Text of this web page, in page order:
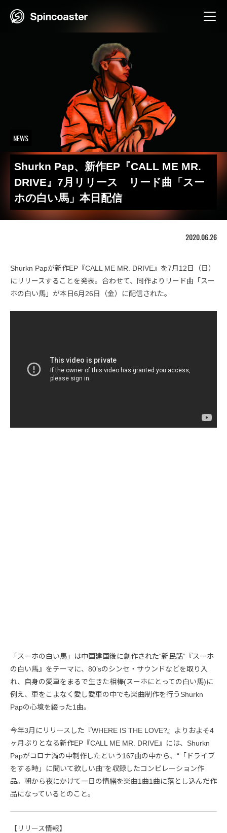
NEWS
Shurkn Pap、新作EP『CALL ME MR.
DRIVE』7月リリース リード曲「スー
ホの白い馬」本日配信
2020.06.26
Shurkn Papが新作EP『CALL ME MR. DRIVE』を7月12日（日）
にリリースすることを発表。合わせて、同作よりリード曲「スー
ホの白い馬」が本日6月26日（金）に配信された。
「スーホの白い馬」は中国建国後に創作された“新民話”『スーホ
の白い馬』をテーマに、80’sのシンセ・サウンドなどを取り入
れ、自身の愛車をまるで生きた相棒(スーホにとっての白い馬)に
例え、車をこよなく愛し愛車の中でも楽曲制作を行うShurkn
Papの心境を綴った1曲。
今年3月にリリースした『WHERE IS THE LOVE?』よりおよそ4
ヶ月ぶりとなる新作EP『CALL ME MR. DRIVE』には、Shurkn
Papがコロナ渦の中制作したという167曲の中から、“「ドライブ
をする時」に聞いて欲しい曲”を収録したコンピレーション作
品。朝から夜にかけて一日の情緒を楽曲1曲1曲に落とし込んだ作
品になっているとのこと。
【リリース情報】